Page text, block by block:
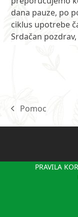
dana pauze, po
ciklus upotrebe
Srdačan pozdrav,
previous
post:
Pomoc
PRAVILA